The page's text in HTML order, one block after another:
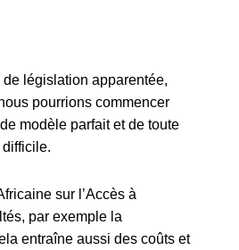
de législation apparentée,
pourrions commencer
modèle parfait et de toute
sur l’Accès à
par exemple la
entraîne aussi des coûts et